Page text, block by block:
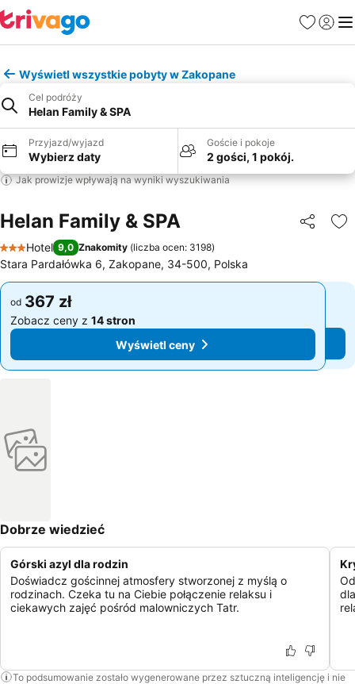
Ulubione
Wyświetl wszystkie pobyty w Zakopane
Cel podróży
Helan Family & SPA
Przyjazd/wyjazd
Wybierz daty
Goście i pokoje
2 gości, 1 pokój.
Jak prowizje wpływają na wyniki wyszukiwania
Helan Family & SPA
3 Kategoria
Hotel 9,0 Znakomity (liczba ocen: 3198)
Stara Pardałówka 6, Zakopane, 34-500, Polska
od 367 zł
Zobacz ceny z 14 stron
Wyświetl ceny
od 367 zł
Zobacz ceny z 14 stron
Wyświetl ceny
Dobrze wiedzieć
Górski azyl dla rodzin
Doświadcz gościnnej atmosfery stworzonej z myślą o
rodzinach. Czeka tu na Ciebie połączenie relaksu i
ciekawych zajęć pośród malowniczych Tatr.
To podsumowanie zostało wygenerowane przez sztuczną inteligencję i nie